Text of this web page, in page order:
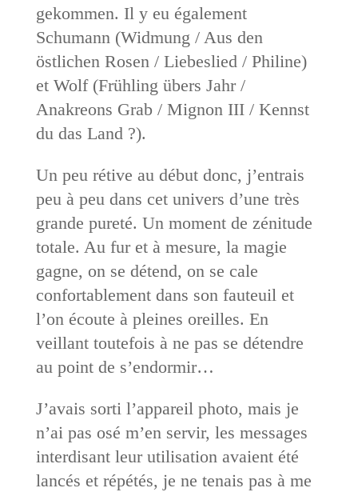
gekommen. Il y eu également
Schumann (Widmung / Aus den
östlichen Rosen / Liebeslied / Philine)
et Wolf (Frühling übers Jahr /
Anakreons Grab / Mignon III / Kennst
du das Land ?).
Un peu rétive au début donc, j’entrais
peu à peu dans cet univers d’une très
grande pureté. Un moment de zénitude
totale. Au fur et à mesure, la magie
gagne, on se détend, on se cale
confortablement dans son fauteuil et
l’on écoute à pleines oreilles. En
veillant toutefois à ne pas se détendre
au point de s’endormir…
J’avais sorti l’appareil photo, mais je
n’ai pas osé m’en servir, les messages
interdisant leur utilisation avaient été
lancés et répétés, je ne tenais pas à me